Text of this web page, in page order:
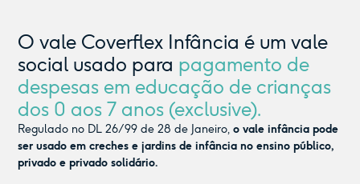
O vale Coverflex Infância é um vale
social usado para pagamento de
despesas em educação de crianças
dos 0 aos 7 anos (exclusive).
Regulado no DL 26/99 de 28 de Janeiro,o vale infância pode
ser usado em creches e jardins de infância no ensino público,
privado e privado solidário.